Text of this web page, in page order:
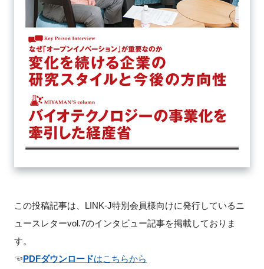
LINK-Jを知る
特別会員
施設・アクセス
FAQ
イベントお知らせメール登録
この投稿記事は、LINK-J特別会員様向けに発行しているニ
ュースレターvol.7のインタビュー記事を掲載しておりま
す。
☜PDFダウンロードはこちらから